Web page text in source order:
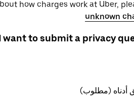
how charges work at Uber,
unknown
want to submit a privacy
أدناه (مطلوب)